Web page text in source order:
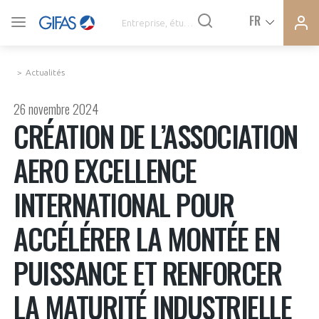
FR
À LA UNE
SYNTHÈSE DE PRESSE
AGENDA
COMMUNIQUÉS DE PRESSE
Actualités
26 novembre 2024
CRÉATION DE L’ASSOCIATION
AERO EXCELLENCE
INTERNATIONAL POUR
ACCÉLÉRER LA MONTÉE EN
PUISSANCE ET RENFORCER
LA MATURITÉ INDUSTRIELLE
VOUS ÊTES ADHÉRENTS
CONNEXION
PAS ENCORE ADHÉRENT ?
VOUS ÊTES UN PROFESSIONNEL DE LA FILIÈRE ?
DEMANDE D’ADHÉSION
Avez-vous un statut de droit français ?